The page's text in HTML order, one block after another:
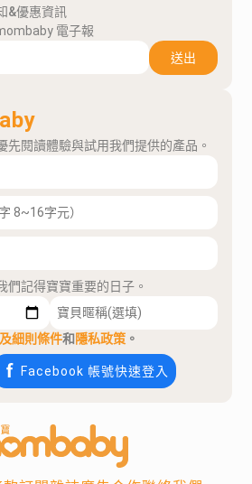
&優惠資訊
電子報
送出
先閱讀體驗與試用我們提供的產品。
們記得寶寶重要的日子。
細則條件和隱私政策 。
Facebook 帳號快速登入